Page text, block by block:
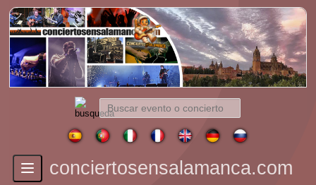
Toggle
navigationconciertosensalamanca.com